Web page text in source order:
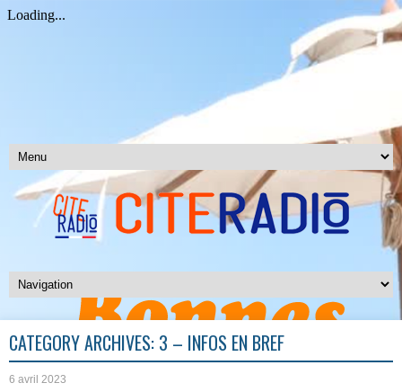
CATEGORY ARCHIVES: 3 – INFOS EN BREF
6 avril 2023